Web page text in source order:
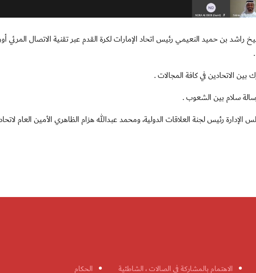
نوفمبر 2020 : التقى الشيخ راشد بن حميد النعيمي رئيس اتحاد الإمارات لكرة القدم عبر تقنية الاتصال المرئي
الاتحادين في كافة المجالات .
سلام بين الشعوب .
رئيس لجنة العلاقات الدولية، ومحمد عبدالله هزام الظاهري الأمين العام
الاهتمام بالمشاركة في الصالات ، الشاطئية الحكام